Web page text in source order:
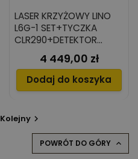
LASER KRZYŻOWY LINO
L6G-1 SET+TYCZKA
CLR290+DETEKTOR
Cena
4 449,00 zł
Dodaj do koszyka
Kolejny 
POWRÓT DO GÓRY 